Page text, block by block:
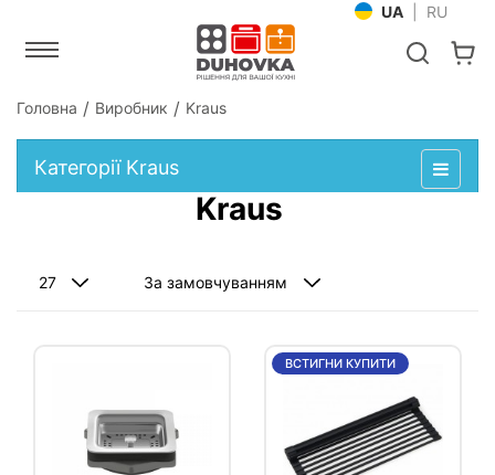
UA RU
Головна Виробник Kraus
Категорії Kraus
Kraus
ВСТИГНИ КУПИТИ